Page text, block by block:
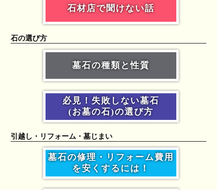
石材店で聞けない話
石の選び方
墓石の種類と性質
必見！失敗しない墓石
(お墓の石)の選び方
引越し・リフォーム・墓じまい
墓石の修理・リフォーム費用
を安くするには！